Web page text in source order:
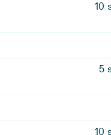
10
5
10